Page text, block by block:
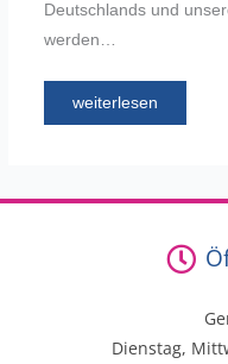
Deutschlands und
werden…
weiterlesen
Dienstag,